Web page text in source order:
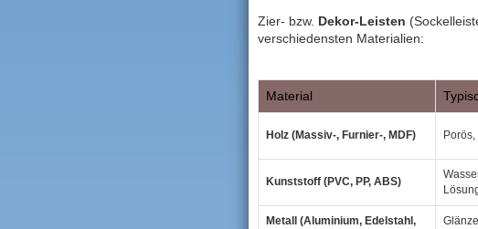
Zier‑ bzw. Dekor‑Leisten
verschiedensten Materialien:
Material
Holz (Massiv‑, Furnier‑, MDF)
Kunststoff (PVC, PP, ABS)
Metall (Aluminium, Edelstahl,